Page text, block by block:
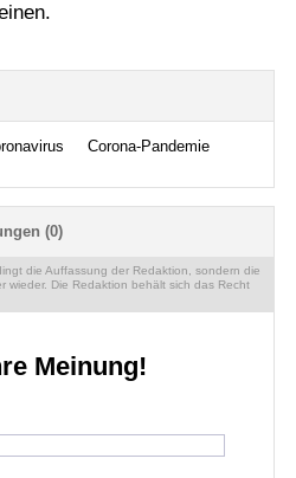
Corona-Pandemie
(0)
die Auffassung der Redaktion, sondern die
wieder. Die Redaktion behält sich das Recht
Meinung!